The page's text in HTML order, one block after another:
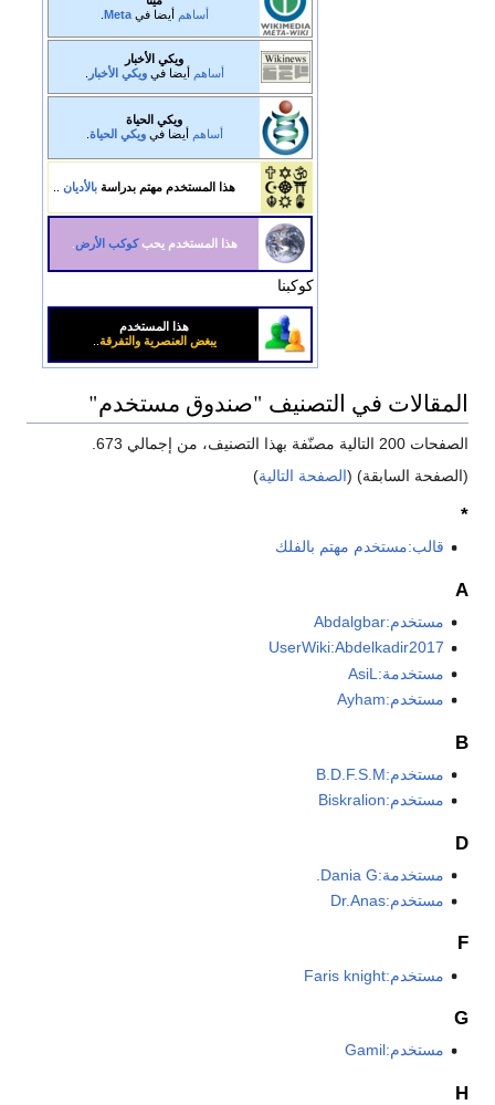
أساهم أيضا فيMeta
ويكي الأخبار
أساهم أيضا فيويكي الأخبار
ويكي الحياة
أساهم أيضا فيويكي الحياة
هذا المستخدم مهتم بدراسة بالأديان
هذا المستخدم يحبكوكب الأرض
كوكبنا
هذا المستخدم
يبغض العنصرية والتفرقة
المقالات في التصنيف "صندوق مستخدم"
الصفحات 200 التالية مصنّفة بهذا التصنيف، من إجمالي 673.
(الصفحة السابقة) (الصفحة التالية)
*
قالب:مستخدم مهتم بالفلك
A
مستخدم:Abdalgbar
UserWiki:Abdelkadir2017
مستخدمة:AsiL
مستخدم:Ayham
B
مستخدم:B.D.F.S.M
مستخدم:Biskralion
D
مستخدمة:Dania G.
مستخدم:Dr.Anas
F
مستخدم:Faris knight
G
مستخدم:Gamil
H